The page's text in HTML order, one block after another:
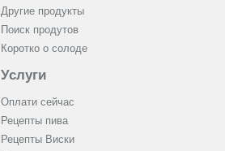
Другие продукты
Поиск продутов
Коротко о солоде
Услуги
Оплати сейчас
Рецепты пива
Рецепты Виски